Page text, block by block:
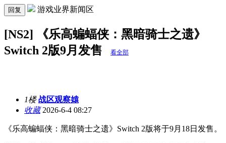
回复 游戏业界新闻区
[NS2] 《乐高蝙蝠侠：黑暗骑士之遗》
Switch 2版9月发售
看全部
1楼 战区观察媴
收藏2026-6-4 08:27
《乐高蝙蝠侠：黑暗骑士之遗》Switch 2版将于9月18日发售。